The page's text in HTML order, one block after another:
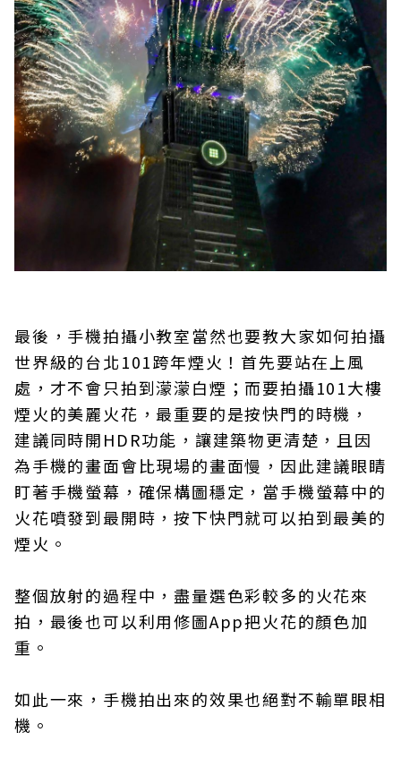
最後，手機拍攝小教室當然也要教大家如何拍攝
世界級的台北101跨年煙火！首先要站在上風
處，才不會只拍到濛濛白煙；而要拍攝101大樓
煙火的美麗火花，最重要的是按快門的時機，
建議同時開HDR功能，讓建築物更清楚，且因
為手機的畫面會比現場的畫面慢，因此建議眼睛
盯著手機螢幕，確保構圖穩定，當手機螢幕中的
火花噴發到最開時，按下快門就可以拍到最美的
煙火。
整個放射的過程中，盡量選色彩較多的火花來
拍，最後也可以利用修圖App把火花的顏色加
重。
如此一來，手機拍出來的效果也絕對不輸單眼相
機。